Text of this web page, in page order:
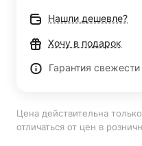
Нашли дешевле?
Хочу в подарок
Гарантия
Цена действительна
отличаться от цен в